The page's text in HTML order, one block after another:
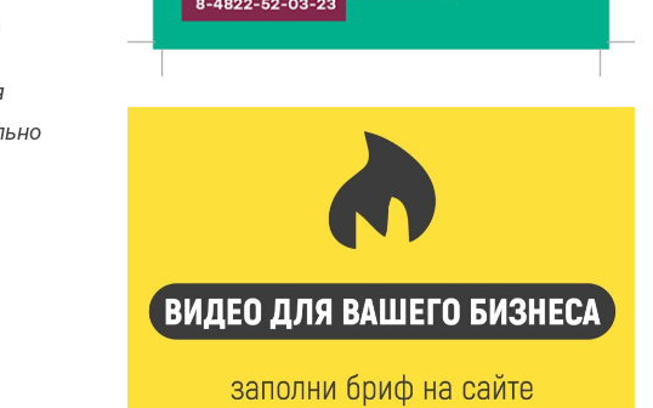
Крестовоздвиженской церкви
194
Названы первые победители программы «Земский
7 Авг 2026 16:32 340
Без прав и лицензий: итоги проверки таксистов в